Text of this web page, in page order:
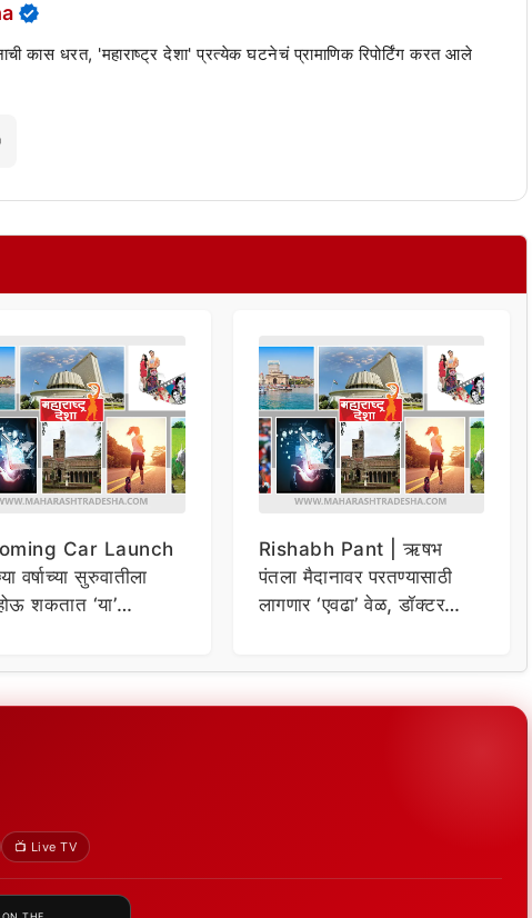
कास धरत, 'महाराष्ट्र देशा' प्रत्येक घटनेचं प्रामाणिक रिपोर्टिंग करत आले
Car Launch
वर्षाच्या सुरुवातीला
शकतात ‘या’
Rishabh Pant | ऋषभ
पंतला मैदानावर परतण्यासाठी
लागणार ‘एवढा’ वेळ, डॉक्टर
📺 Live TV